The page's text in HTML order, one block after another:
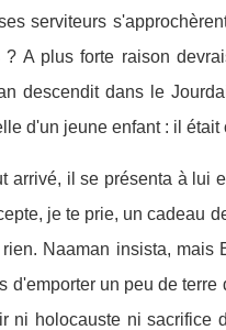
serviteurs
A plus forte raison
descendit dans le
d'un jeune enfant : il était
arrivé, il se présenta à lui
je te prie, un cadeau
Naaman insista, mais
un peu de
ni holocauste ni sacrifice